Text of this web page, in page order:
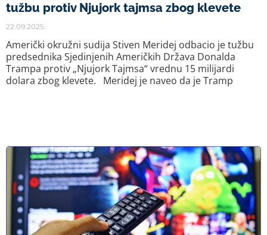
tužbu protiv Njujork tajmsa zbog klevete
22.09.2025.
Američki okružni sudija Stiven Meridej odbacio je tužbu
predsednika Sjedinjenih Američkih Država Donalda
Trampa protiv „Njujork Tajmsa“ vrednu 15 milijardi
dolara zbog klevete. Meridej je naveo da je Tramp